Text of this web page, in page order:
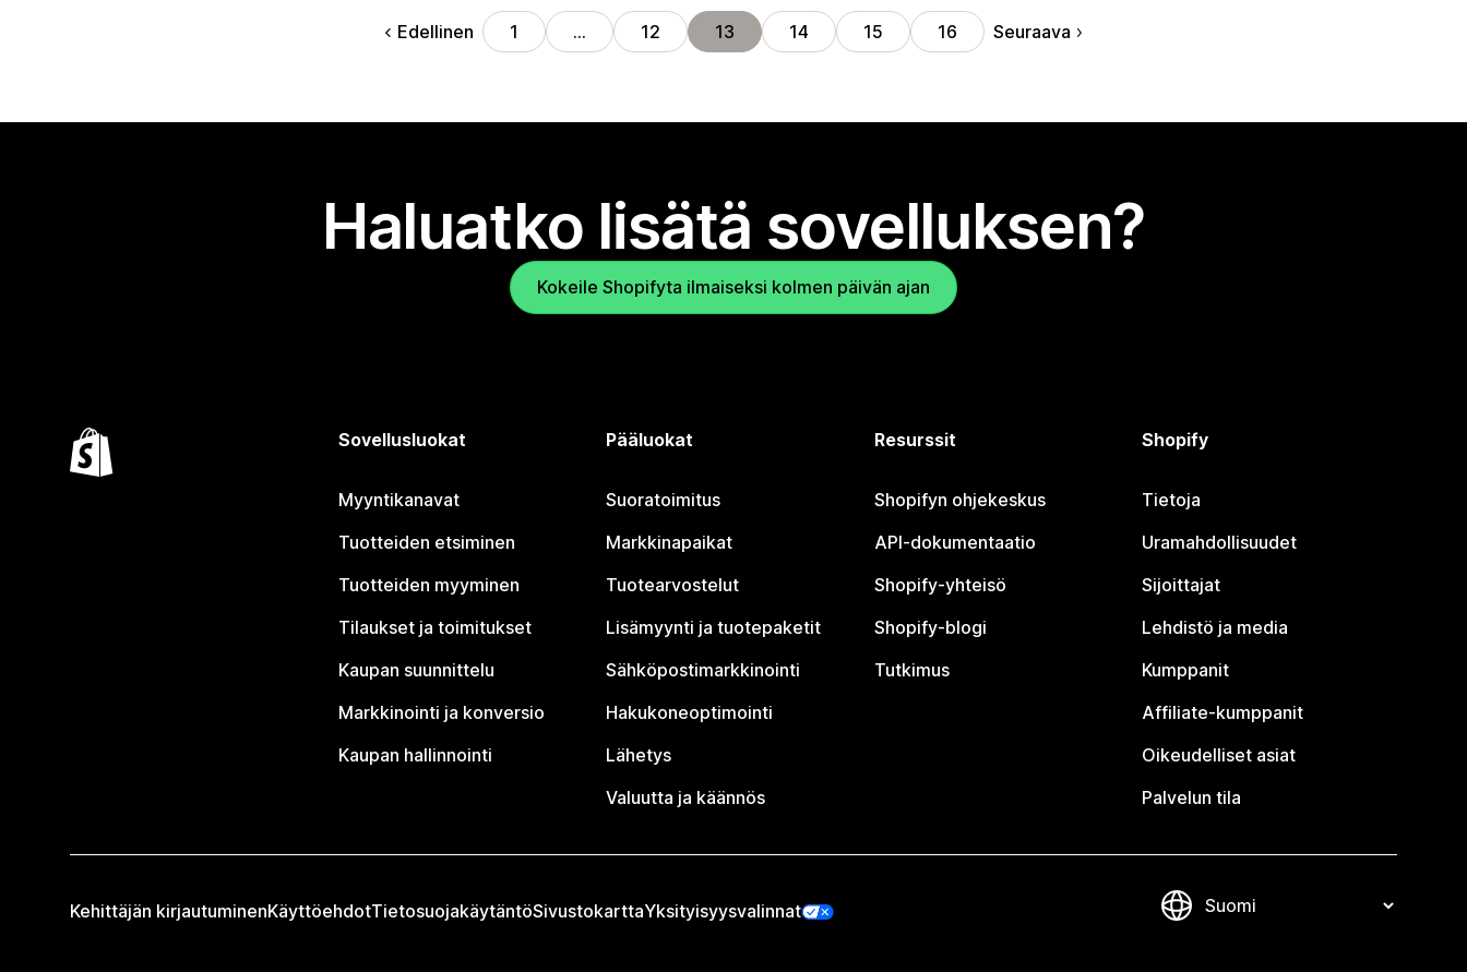
Edellinen 1 … 12 13 14 15 16 Seuraava
Haluatko lisätä sovelluksen?
Kokeile Shopifyta ilmaiseksi kolmen päivän ajan
Sovellusluokat
Myyntikanavat
Tuotteiden etsiminen
Tuotteiden myyminen
Tilaukset ja toimitukset
Kaupan suunnittelu
Markkinointi ja konversio
Kaupan hallinnointi
Pääluokat
Suoratoimitus
Markkinapaikat
Tuotearvostelut
Lisämyynti ja tuotepaketit
Sähköpostimarkkinointi
Hakukoneoptimointi
Lähetys
Valuutta ja käännös
Resurssit
Shopifyn ohjekeskus
API-dokumentaatio
Shopify-yhteisö
Shopify-blogi
Tutkimus
Shopify
Tietoja
Uramahdollisuudet
Sijoittajat
Lehdistö ja media
Kumppanit
Affiliate-kumppanit
Oikeudelliset asiat
Palvelun tila
Kehittäjän kirjautuminenKäyttöehdotTietosuojakäytäntöSivustokarttaYksityisyysvalinnat